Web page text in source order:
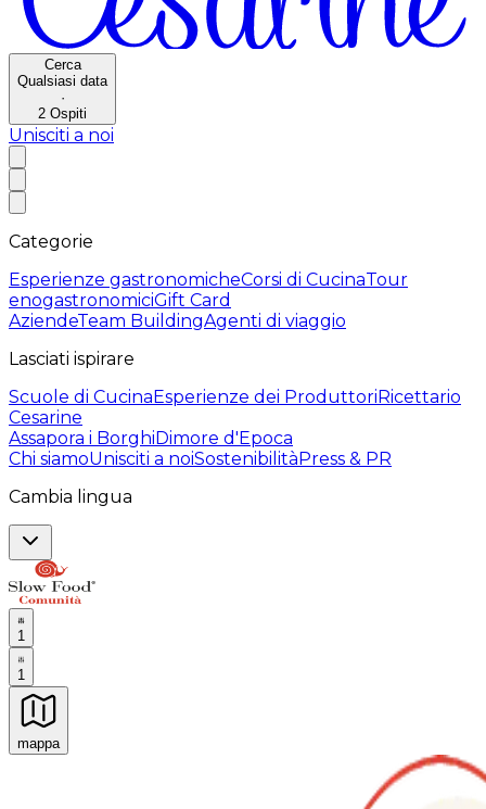
Cerca
Qualsiasi data
·
2 Ospiti
Unisciti a noi
Categorie
Esperienze gastronomicheCorsi di CucinaTour
enogastronomiciGift Card
AziendeTeam BuildingAgenti di viaggio
Lasciati ispirare
Scuole di CucinaEsperienze dei ProduttoriRicettario
Cesarine
Assapora i BorghiDimore d'Epoca
Chi siamoUnisciti a noiSostenibilitàPress & PR
Cambia lingua
1
1
mappa
Esperienze culinarie indimenticabili: Esperienze